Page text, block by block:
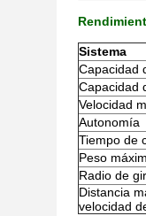
Sistema
Capacidad
Capacidad
Velocidad
Autonomía
Tiempo de
Peso
Radio de
Distancia
velocidad